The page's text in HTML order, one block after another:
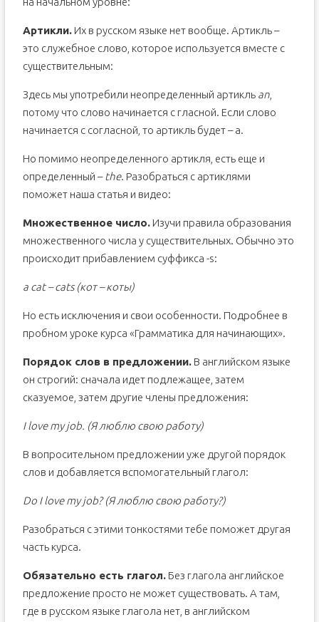
Артикли.Их в русском языке нет вообще. Артикль –
это служебное слово, которое используется вместе с
существительным:
Здесь мы употребили неопределенный артикль an,
потому что слово начинается с гласной. Если слово
начинается с согласной, то артикль будет – a.
Но помимо неопределенного артикля, есть еще и
определенный –the. Разобраться с артиклями
поможет наша статья и видео:
Множественное число.Изучи правила образования
множественного числа у существительных. Обычно это
происходит прибавлением суффикса -s:
a cat – cats (кот – коты)
Но есть исключения и свои особенности. Подробнее в
пробном уроке курса «Грамматика для начинающих».
Порядок слов в предложении.В английском языке
он строгий: сначала идет подлежащее, затем
сказуемое, затем другие члены предложения:
I love my job. (Я люблю свою работу)
В вопросительном предложении уже другой порядок
слов и добавляется вспомогательный глагол:
Do I love my job? (Я люблю свою работу?)
Разобраться с этими тонкостями тебе поможет другая
часть курса.
Обязательно есть глагол.Без глагола английское
предложение просто не может существовать. А там,
где в русском языке глагола нет, в английском